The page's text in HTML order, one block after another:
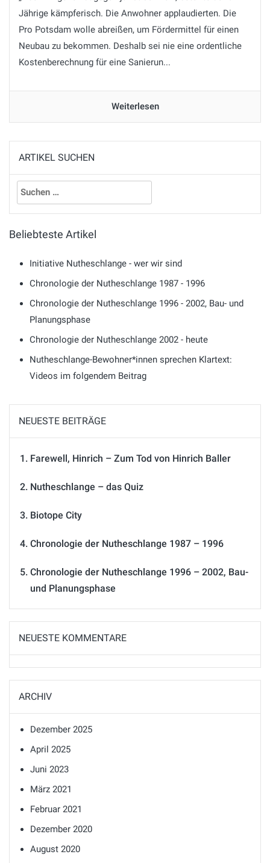
Jährige kämpferisch. Die Anwohner applaudierten. Die
Pro Potsdam wolle abreißen, um Fördermittel für einen
Neubau zu bekommen. Deshalb sei nie eine ordentliche
Kostenberechnung für eine Sanierun...
Weiterlesen
ARTIKEL SUCHEN
Suchen
nach:
Beliebteste Artikel
Initiative Nutheschlange - wer wir sind
Chronologie der Nutheschlange 1987 - 1996
Chronologie der Nutheschlange 1996 - 2002, Bau- und
Planungsphase
Chronologie der Nutheschlange 2002 - heute
Nutheschlange-Bewohner*innen sprechen Klartext:
Videos im folgendem Beitrag
NEUESTE BEITRÄGE
Farewell, Hinrich – Zum Tod von Hinrich Baller
Nutheschlange – das Quiz
Biotope City
Chronologie der Nutheschlange 1987 – 1996
Chronologie der Nutheschlange 1996 – 2002, Bau-
und Planungsphase
NEUESTE KOMMENTARE
ARCHIV
Dezember 2025
April 2025
Juni 2023
März 2021
Februar 2021
Dezember 2020
August 2020